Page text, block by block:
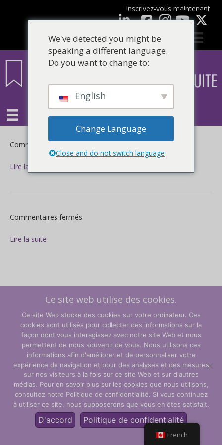
Inscrivez-vous maintenant
LinkedInFacebook Youtube
Commentaires ferméssur
Lire la suite
Commentaires fermés
Lire la suite
Termes et conditions
Politique de confidentialité
© CLARITY Learning Suite Global Inc. Tous droits réservés.
French
We've detected you might be
speaking a different language.
Do you want to change to:
English
Change Language
Close and do not switch language
Ce site web utilise des cookies.
Ce site Web stocke des cookies sur votre ordinateur. Ces
cookies sont utilisés pour collecter des informations sur la
façon dont vous interagissez avec notre site Web et nous
permettent de nous souvenir de vous. Nous utilisons ces
informations afin d'améliorer et de personnaliser votre
expérience de navigation et pour des analyses et des mesures
sur nos visiteurs à la fois sur ce site Web et sur d'autres
médias. Pour en savoir plus sur les cookies que nous utilisons,
consultez notre Politique de confidentialité. Si vous continuez
à utiliser ce site, nous supposerons que vous en êtes satisfait.
D'accord Politique de confidentialité